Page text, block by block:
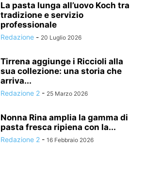
La pasta lunga all’uovo Koch tra
tradizione e servizio
professionale
Redazione - 20 Luglio 2026
Tirrena aggiunge i Riccioli alla
sua collezione: una storia che
arriva...
Redazione 2 - 25 Marzo 2026
Nonna Rina amplia la gamma di
pasta fresca ripiena con la...
Redazione 2 - 16 Febbraio 2026